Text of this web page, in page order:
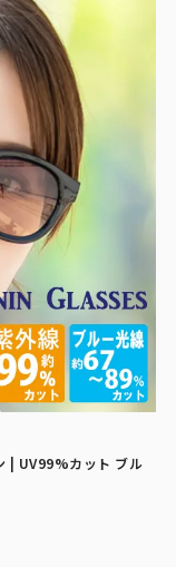
| UV99%カット ブル